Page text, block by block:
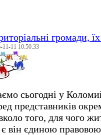
громади,
11-11 10:50:33
сьогодні у
представників
того, для чого
він єдиною